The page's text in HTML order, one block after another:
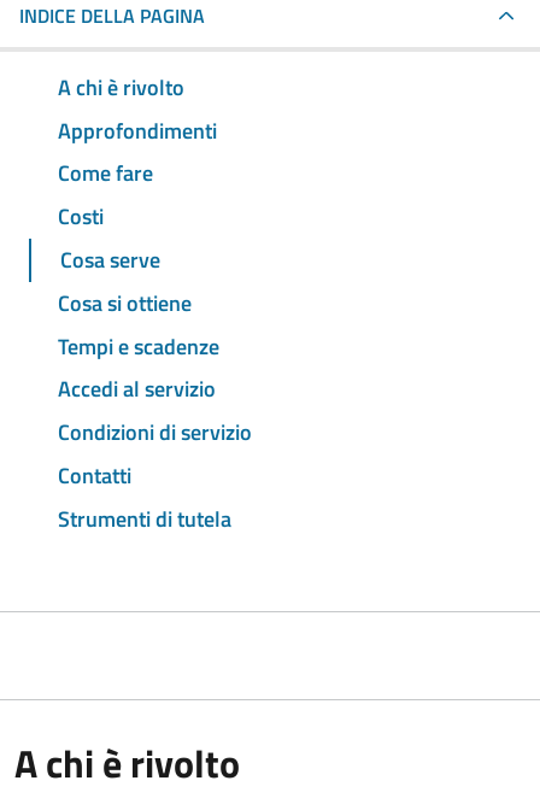
INDICE DELLA PAGINA
A chi è rivolto
Approfondimenti
Come fare
Costi
Cosa serve
Cosa si ottiene
Tempi e scadenze
Accedi al servizio
Condizioni di servizio
Contatti
Strumenti di tutela
A chi è rivolto